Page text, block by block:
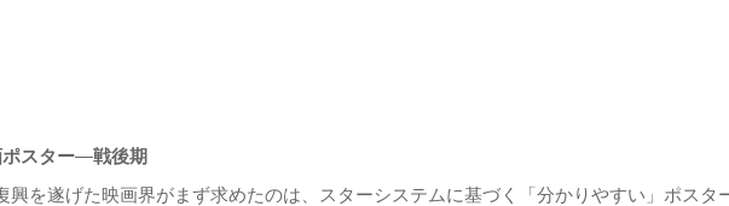
スター―戦後期
興を遂げた映画界がまず求めたのは、スターシステムに基づく「分かりやすい」ポスタ